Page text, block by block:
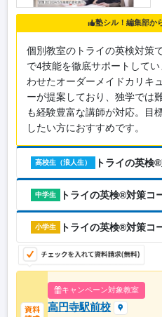
塾シル！編集部か
個別教室のトライの英検対策
で4技能を徹底サポートして
わせたオーダーメイドカリキ
ーが提案しており、独学では
も経験豊富な講師が対応。目
したい方におすすめです。
高校生（浪人生） トライの英検
中学生 トライの英検®対策コ
小学生 トライの英検®対策コ
キャンペーン対象教室
高円寺駅前校